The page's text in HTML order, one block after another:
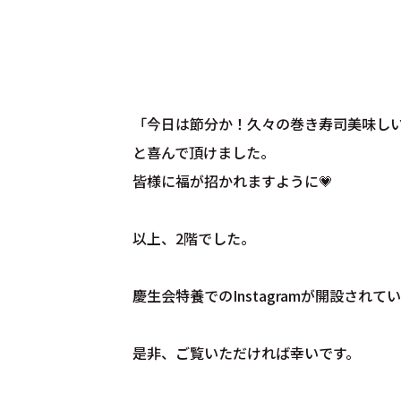
「今日は節分か！久々の巻き寿司美味しい
と喜んで頂けました。
皆様に福が招かれますように💗
以上、2階でした。
慶生会特養でのInstagramが開設されてい
是非、ご覧いただければ幸いです。